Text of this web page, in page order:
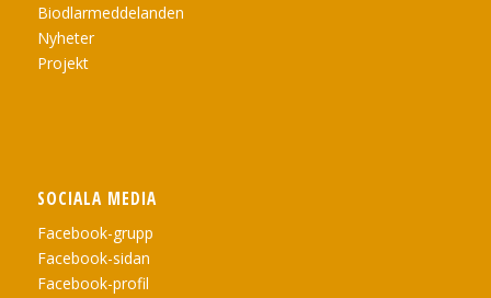
Biodlarmeddelanden
Nyheter
Projekt
SOCIALA MEDIA
Facebook-grupp
Facebook-sidan
Facebook-profil